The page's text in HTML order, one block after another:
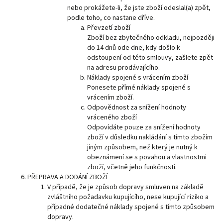
nebo prokážete-li, že jste zboží odeslal(a) zpět,
podle toho, co nastane dříve.
Převzetí zboží
Zboží bez zbytečného odkladu, nejpozději
do 14 dnů ode dne, kdy došlo k
odstoupení od této smlouvy, zašlete zpět
na adresu prodávajícího.
Náklady spojené s vrácením zboží
Ponesete přímé náklady spojené s
vrácením zboží.
Odpovědnost za snížení hodnoty
vráceného zboží
Odpovídáte pouze za snížení hodnoty
zboží v důsledku nakládání s tímto zbožím
jiným způsobem, než který je nutný k
obeznámení se s povahou a vlastnostmi
zboží, včetně jeho funkčnosti.
PŘEPRAVA A DODÁNÍ ZBOŽÍ
V případě, že je způsob dopravy smluven na základě
zvláštního požadavku kupujícího, nese kupující riziko a
případné dodatečné náklady spojené s tímto způsobem
dopravy.